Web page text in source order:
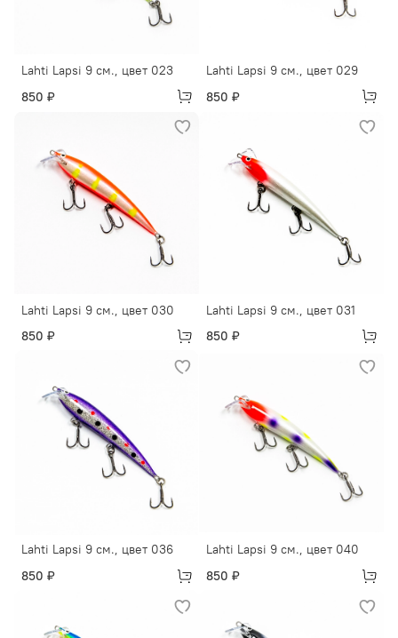
Lahti Lapsi 9 см., цвет 023
850 ₽
Lahti Lapsi 9 см., цвет 029
850 ₽
Lahti Lapsi 9 см., цвет 030
850 ₽
Lahti Lapsi 9 см., цвет 031
850 ₽
Lahti Lapsi 9 см., цвет 036
850 ₽
Lahti Lapsi 9 см., цвет 040
850 ₽